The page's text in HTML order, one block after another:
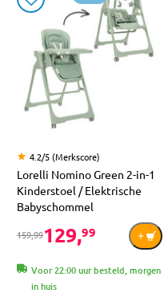
4.2/5 (Merkscore)
Lorelli Nomino Green 2-in-1
Kinderstoel / Elektrische
Babyschommel
159,99129,99
Voor 22:00 uur besteld, morgen
in huis